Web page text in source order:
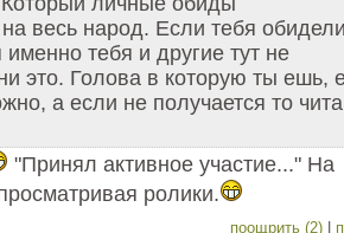
на весь народ. Если тебя
именно тебя и другие тут не
это. Голова в которую ты ешь,
а если не получается то
"Принял активное участие..." На
ролики.
поощрить (2)